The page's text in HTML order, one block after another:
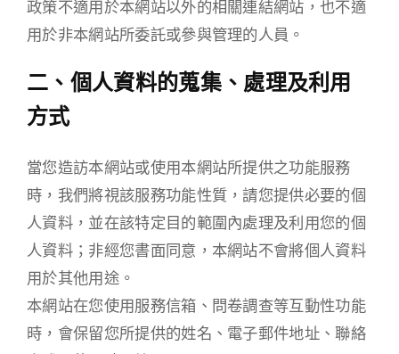
政策不適用於本網站以外的相關連結網站，也不適
用於非本網站所委託或參與管理的人員。
二、個人資料的蒐集、處理及利用
方式
當您造訪本網站或使用本網站所提供之功能服務
時，我們將視該服務功能性質，請您提供必要的個
人資料，並在該特定目的範圍內處理及利用您的個
人資料；非經您書面同意，本網站不會將個人資料
用於其他用途。
本網站在您使用服務信箱、問卷調查等互動性功能
時，會保留您所提供的姓名、電子郵件地址、聯絡